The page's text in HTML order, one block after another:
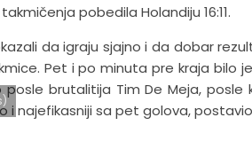
pobedila Holandiju 16:11.
da igraju sjajno i da dobar
Pet i po minuta pre kraja bilo
posle brutalitija Tim De Meja,
i najefikasniji sa pet golova, postavio